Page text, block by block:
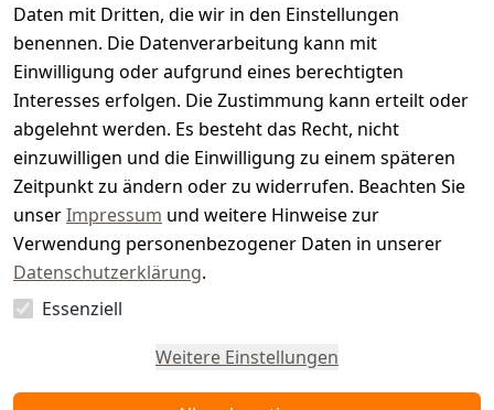
Daten mit Dritten, die wir in den Einstellungen
benennen. Die Datenverarbeitung kann mit
Einwilligung oder aufgrund eines berechtigten
Interesses erfolgen. Die Zustimmung kann erteilt oder
abgelehnt werden. Es besteht das Recht, nicht
einzuwilligen und die Einwilligung zu einem späteren
Zeitpunkt zu ändern oder zu widerrufen. Beachten Sie
unserImpressum und weitere Hinweise zur
Verwendung personenbezogener Daten in unserer
Datenschutzerklärung.
Essenziell
Weitere Einstellungen
r.
e
Vertrag
widerrufen